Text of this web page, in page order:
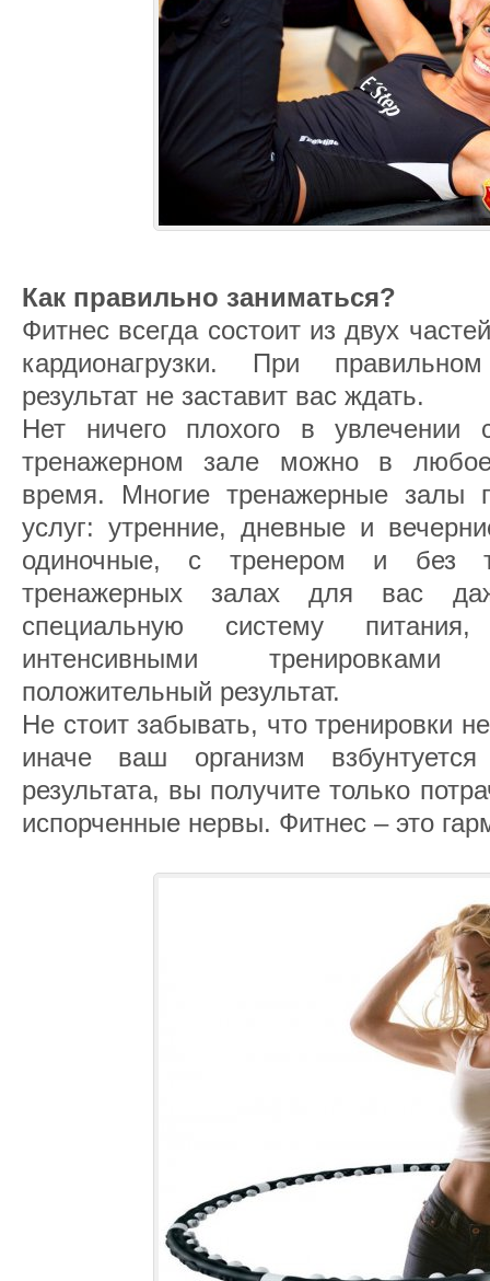
Как правильно заниматься?
Фитнес всегда состоит из двух
кардионагрузки. При
результат не заставит вас ждать.
Нет ничего плохого в увлечении
тренажерном зале можно в
время. Многие тренажерные залы
услуг: утренние, дневные и
одиночные, с тренером и без
тренажерных залах для вас
специальную систему
интенсивными
положительный результат.
Не стоит забывать, что тренировки
иначе ваш организм
результата, вы получите только
испорченные нервы. Фитнес – это